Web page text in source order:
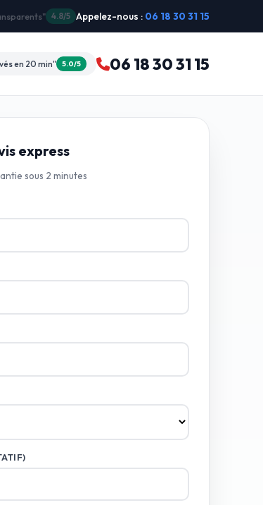
5.0/5 Appelez-nous : 06 18 30 31 15
en 20 min" 5.0/5 06 18 30 31 15
express
sous 2 minutes